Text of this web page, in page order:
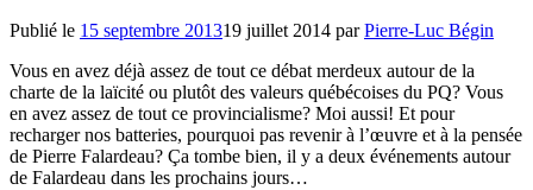
Publié le 15 septembre 201319 juillet 2014 parPierre-Luc Bégin
Vous en avez déjà assez de tout ce débat merdeux autour de la
charte de la laïcité ou plutôt des valeurs québécoises du PQ? Vous
en avez assez de tout ce provincialisme? Moi aussi! Et pour
recharger nos batteries, pourquoi pas revenir à l’œuvre et à la pensée
de Pierre Falardeau? Ça tombe bien, il y a deux événements autour
de Falardeau dans les prochains jours…